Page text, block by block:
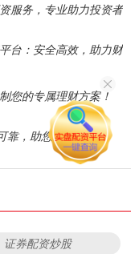
服务，专业助力投资者
台：安全高效，助力财
您的专属理财方案！
靠，助您轻松投资！
证券配资炒股